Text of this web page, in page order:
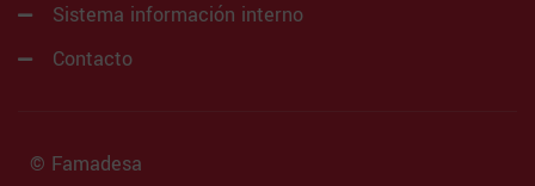
Sistema información interno
Contacto
© Famadesa